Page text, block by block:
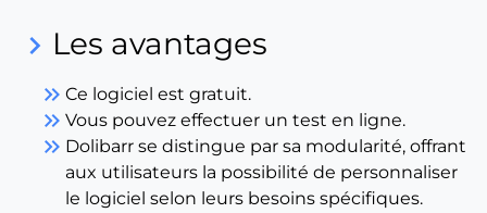
keyboard_arrow_right Les avantages
keyboard_double_arrow_right Ce logiciel est gratuit.
keyboard_double_arrow_right Vous pouvez effectuer un test en ligne.
keyboard_double_arrow_right Dolibarr se distingue par sa modularité, offrant
aux utilisateurs la possibilité de personnaliser
le logiciel selon leurs besoins spécifiques.